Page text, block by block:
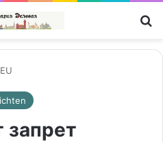
запрет